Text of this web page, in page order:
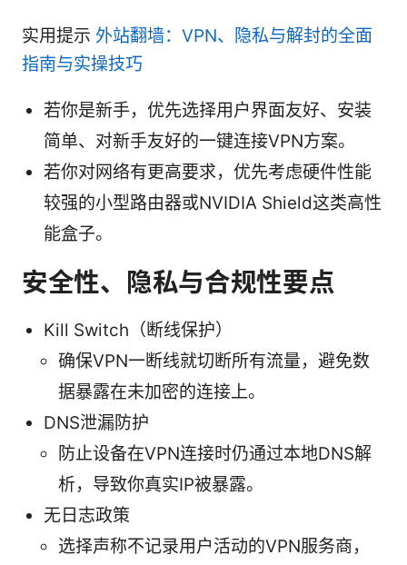
实用提示 外站翻墙：VPN、隐私与解封的全面
指南与实操技巧
若你是新手，优先选择用户界面友好、安装
简单、对新手友好的一键连接VPN方案。
若你对网络有更高要求，优先考虑硬件性能
较强的小型路由器或NVIDIA Shield这类高性
能盒子。
安全性、隐私与合规性要点
Kill Switch（断线保护）
确保VPN一断线就切断所有流量，避免数
据暴露在未加密的连接上。
DNS泄漏防护
防止设备在VPN连接时仍通过本地DNS解
析，导致你真实IP被暴露。
无日志政策
选择声称不记录用户活动的VPN服务商，